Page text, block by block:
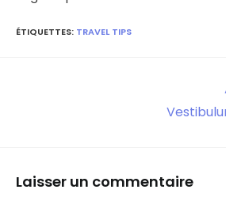
ÉTIQUETTES: TRAVEL TIPS
Laisser un commentaire